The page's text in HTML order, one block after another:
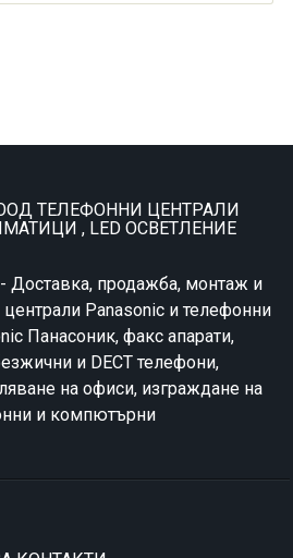
ТЕЛЕФОННИ ЦЕНТРАЛИ
, LED ОСВЕТЛЕНИЕ
продажба, монтаж и
Panasonic и телефонни
Панасоник, факс апарати,
и DECT телефони,
на офиси, изграждане на
и компютърни